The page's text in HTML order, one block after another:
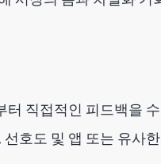
터 직접적인 피드백을
호도 및 앱 또는 유사